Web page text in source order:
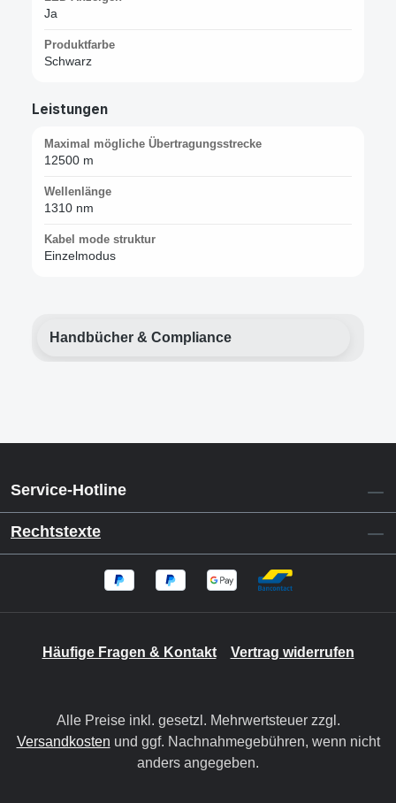
Ja
Produktfarbe
Schwarz
Leistungen
Maximal mögliche Übertragungsstrecke
12500 m
Wellenlänge
1310 nm
Kabel mode struktur
Einzelmodus
Handbücher & Compliance
Service-Hotline
Rechtstexte
Häufige Fragen & Kontakt Vertrag widerrufen
Alle Preise inkl. gesetzl. Mehrwertsteuer zzgl.
Versandkosten und ggf. Nachnahmegebühren, wenn nicht
anders angegeben.